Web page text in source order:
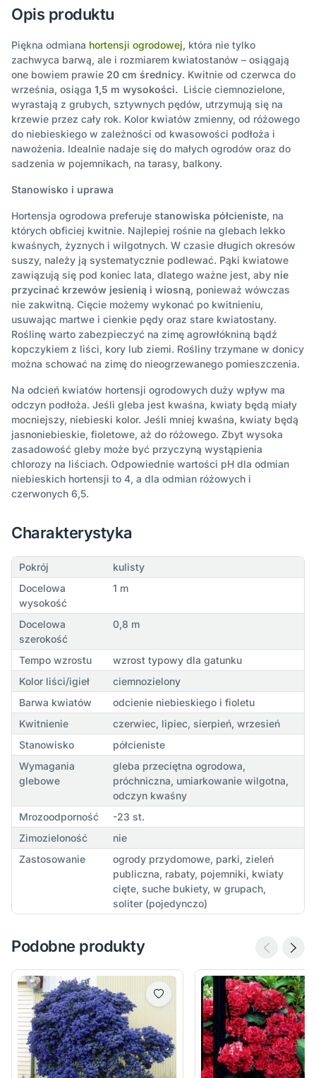
Opis produktu
Piękna odmiana hortensji ogrodowej, która nie tylko
zachwyca barwą, ale i rozmiarem kwiatostanów – osiągają
one bowiem prawie 20 cm średnicy. Kwitnie od czerwca do
września, osiąga 1,5 m wysokości. Liście ciemnozielone,
wyrastają z grubych, sztywnych pędów, utrzymują się na
krzewie przez cały rok. Kolor kwiatów zmienny, od różowego
do niebieskiego w zależności od kwasowości podłoża i
nawożenia. Idealnie nadaje się do małych ogrodów oraz do
sadzenia w pojemnikach, na tarasy, balkony.
Stanowisko i uprawa
Hortensja ogrodowa preferuje stanowiska półcieniste, na
których obficiej kwitnie. Najlepiej rośnie na glebach lekko
kwaśnych, żyznych i wilgotnych. W czasie długich okresów
suszy, należy ją systematycznie podlewać. Pąki kwiatowe
zawiązują się pod koniec lata, dlatego ważne jest, aby nie
przycinać krzewów jesienią i wiosną, ponieważ wówczas
nie zakwitną. Cięcie możemy wykonać po kwitnieniu,
usuwając martwe i cienkie pędy oraz stare kwiatostany.
Roślinę warto zabezpieczyć na zimę agrowłókniną bądź
kopczykiem z liści, kory lub ziemi. Rośliny trzymane w donicy
można schować na zimę do nieogrzewanego pomieszczenia.
Na odcień kwiatów hortensji ogrodowych duży wpływ ma
odczyn podłoża. Jeśli gleba jest kwaśna, kwiaty będą miały
mocniejszy, niebieski kolor. Jeśli mniej kwaśna, kwiaty będą
jasnoniebieskie, fioletowe, aż do różowego. Zbyt wysoka
zasadowość gleby może być przyczyną wystąpienia
chlorozy na liściach. Odpowiednie wartości pH dla odmian
niebieskich hortensji to 4, a dla odmian różowych i
czerwonych 6,5.
Charakterystyka
Pokrój
kulisty
Docelowa
wysokość
1 m
Docelowa
szerokość
0,8 m
Tempo wzrostu
wzrost typowy dla gatunku
Kolor liści/igieł
ciemnozielony
Barwa kwiatów
odcienie niebieskiego i fioletu
Kwitnienie
czerwiec, lipiec, sierpień, wrzesień
Stanowisko
półcieniste
Wymagania
glebowe
gleba przeciętna ogrodowa,
próchniczna, umiarkowanie wilgotna,
odczyn kwaśny
Mrozoodporność
-23 st.
Zimozieloność
nie
Zastosowanie
ogrody przydomowe, parki, zieleń
publiczna, rabaty, pojemniki, kwiaty
cięte, suche bukiety, w grupach,
soliter (pojedynczo)
Podobne produkty